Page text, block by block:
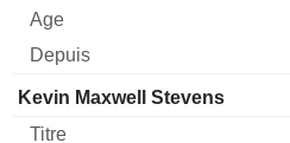
Kevin Maxwell Stevens